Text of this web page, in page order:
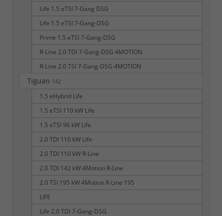
Life 1.5 eTSI 7-Gang DSG
Life 1.5 eTSI 7-Gang-DSG
Prime 1.5 eTSI 7-Gang-DSG
R-Line 2.0 TDI 7-Gang-DSG 4MOTION
R-Line 2.0 TSI 7-Gang-DSG 4MOTION
Tiguan 142
1.5 eHybrid Life
1.5 eTSI 110 kW Life
1.5 eTSI 96 kW Life
2.0 TDI 110 kW Life
2.0 TDI 110 kW R-Line
2.0 TDI 142 kW 4Motion R-Line
2.0 TSI 195 kW 4Motion R-Line 195
LIFE
Life 2.0 TDI 7-Gang-DSG